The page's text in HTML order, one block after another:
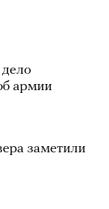
армии
заметили